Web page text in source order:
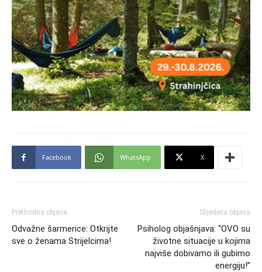
Facebook WhatsApp X
Prethodna objava
Odvažne šarmerice: Otkrijte
sve o ženama Strijelcima!
Slijedeća objava
Psiholog objašnjava: “OVO su
životne situacije u kojima
najviše dobivamo ili gubimo
energiju!”